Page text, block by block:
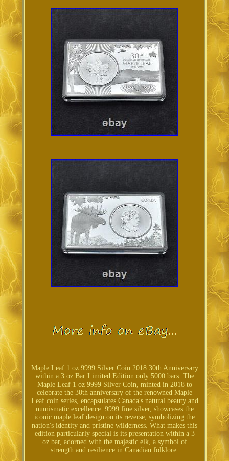
Maple Leaf 1 oz 9999 Silver Coin 2018 30th Anniversary
within a 3 oz Bar Limited Edition only 5000 bars. The
Maple Leaf 1 oz 9999 Silver Coin, minted in 2018 to
celebrate the 30th anniversary of the renowned Maple
Leaf coin series, encapsulates Canada's natural beauty and
numismatic excellence. 9999 fine silver, showcases the
iconic maple leaf design on its reverse, symbolizing the
nation's identity and pristine wilderness. What makes this
edition particularly special is its presentation within a 3
oz bar, adorned with the majestic elk, a symbol of
strength and resilience in Canadian folklore.